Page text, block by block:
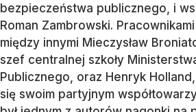
bezpieczeństwa publicznego, i
Roman Zambrowski.
między innymi Mieczysław
szef centralnej szkoły
Publicznego, oraz Henryk
się swoim partyjnym